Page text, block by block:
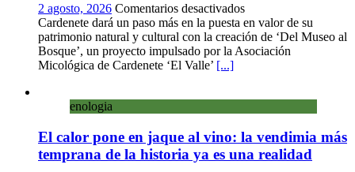
2 agosto, 2026 Comentarios desactivadosen
Cardenete
convierte
sus
aire
libre
con
Cardenete dará un paso más en la puesta en valor de su
patrimonio natural y cultural con la creación de ‘Del Museo al
Bosque’, un proyecto impulsado por la Asociación
Micológica de Cardenete ‘El Valle’ [...]
enologia
El calor pone en jaque al vino: la vendimia más
temprana de la historia ya es una realidad